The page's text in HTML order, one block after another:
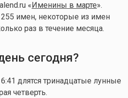
« Именины в марте».
имен, некоторые из имен
раз в течение месяца.
сегодня?
длятся тринадцатые лунные
четверть.